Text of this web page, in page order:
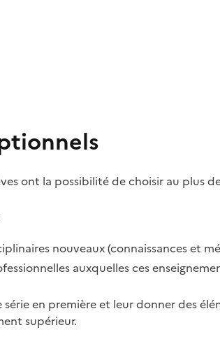
ont la possibilité de choisir au plus
nouveaux (connaissances et
auxquelles ces
en première et leur donner des
supérieur.